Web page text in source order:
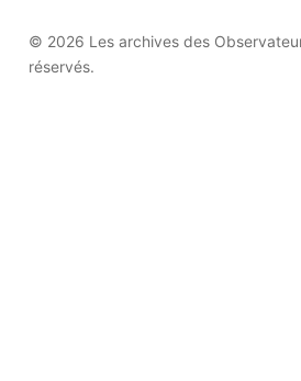
© 2026 Les archives des
réservés.